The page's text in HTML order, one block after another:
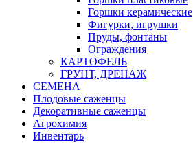
Горшки керамические
Фигурки, игрушки
Пруды, фонтаны
Ограждения
КАРТОФЕЛЬ
ГРУНТ, ДРЕНАЖ
СЕМЕНА
Плодовые саженцы
Декоративные саженцы
Агрохимия
Инвентарь